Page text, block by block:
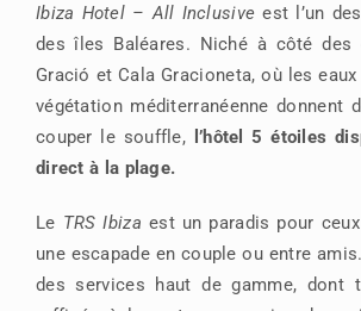
Ibiza Hotel – All Inclusive est l’un
des îles Baléares. Niché à côté des
Gració et Cala Gracioneta, où les
végétation méditerranéenne donnent
couper le souffle,
l’hôtel 5 étoiles
direct à la plage.
Le TRS Ibiza est un paradis pour
une escapade en couple ou entre
des services haut de gamme, dont